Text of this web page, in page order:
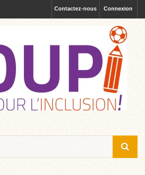
Connexion
Contactez-nous